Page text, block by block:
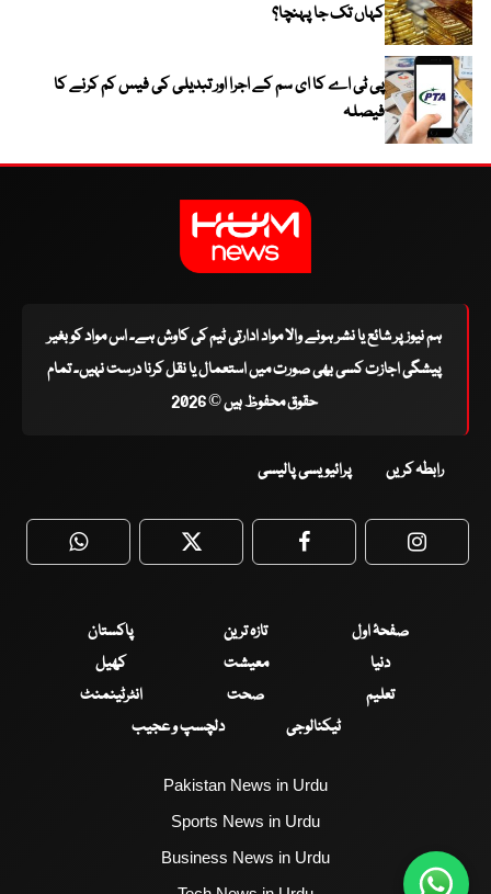
کہاں تک جا پہنچا؟
پی ٹی اے کا ای سم کے اجرا اور تبدیلی کی فیس کم کرنے کا
فیصلہ
ہم نیوز پر شائع یا نشر ہونے والا مواد ادارتی ٹیم کی کاوش ہے۔ اس مواد کو بغیر
پیشگی اجازت کسی بھی صورت میں استعمال یا نقل کرنا درست نہیں۔ تمام
حقوق محفوظ ہیں © 2026
رابطہ کریں پرائیویسی پالیسی
WhatsApp Twitter Facebook
صفحۂ اول تازہ ترین
پاکستان
دنیا
معیشت
کھیل
تعلیم
صحت
انٹرٹینمنٹ
ٹیکنالوجی
دلچسپ و عجیب
Pakistan News in Urdu
Sports News in Urdu
Business News in Urdu